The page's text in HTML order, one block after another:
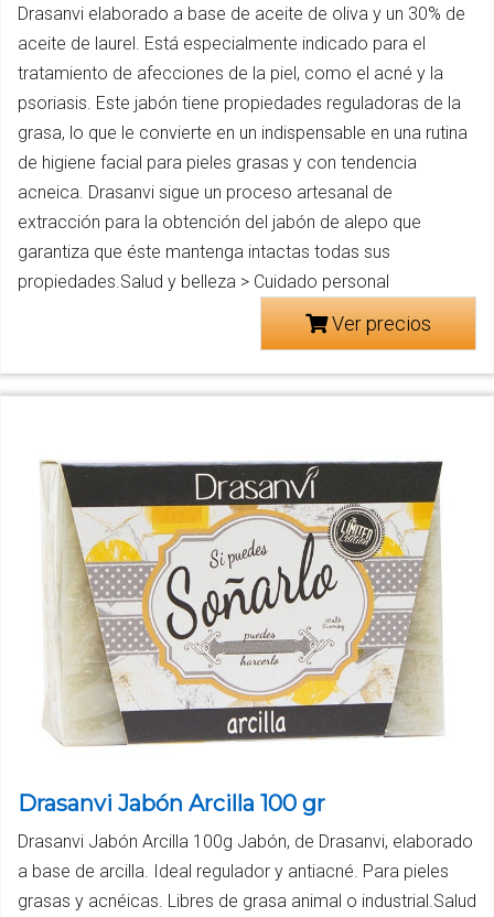
Drasanvi elaborado a base de aceite de oliva y un 30% de
aceite de laurel. Está especialmente indicado para el
tratamiento de afecciones de la piel, como el acné y la
psoriasis. Este jabón tiene propiedades reguladoras de la
grasa, lo que le convierte en un indispensable en una rutina
de higiene facial para pieles grasas y con tendencia
acneica. Drasanvi sigue un proceso artesanal de
extracción para la obtención del jabón de alepo que
garantiza que éste mantenga intactas todas sus
propiedades.Salud y belleza > Cuidado personal
Ver precios
Drasanvi Jabón Arcilla 100 gr
Drasanvi Jabón Arcilla 100g Jabón, de Drasanvi, elaborado
a base de arcilla. Ideal regulador y antiacné. Para pieles
grasas y acnéicas. Libres de grasa animal o industrial.Salud